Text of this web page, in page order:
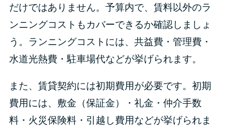
だけではありません。予算内で、賃料以外のラ
ンニングコストもカバーできるか確認しましょ
う。ランニングコストには、共益費・管理費・
水道光熱費・駐車場代などが挙げられます。
また、賃貸契約には初期費用が必要です。初期
費用には、敷金（保証金）・礼金・仲介手数
料・火災保険料・引越し費用などが挙げられま